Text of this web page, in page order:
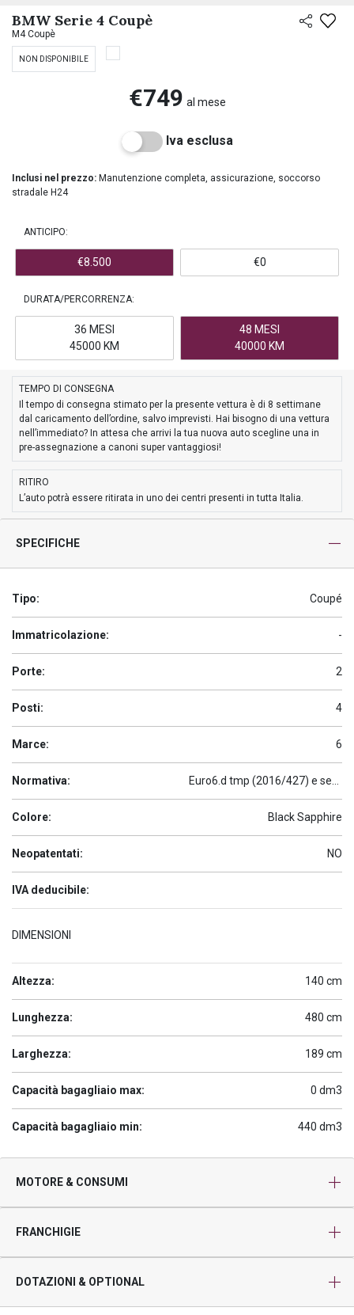
BMW Serie 4 Coupè
M4 Coupè
NON DISPONIBILE
€749 al mese
Iva esclusa
Inclusi nel prezzo: Manutenzione completa, assicurazione, soccorso
stradale H24
ANTICIPO:
€8.500 €0
DURATA/PERCORRENZA:
36 MESI
45000 KM
48 MESI
40000 KM
TEMPO DI CONSEGNA
Il tempo di consegna stimato per la presente vettura è di 8 settimane
dal caricamento dell’ordine, salvo imprevisti. Hai bisogno di una vettura
nell’immediato? In attesa che arrivi la tua nuova auto scegline una in
pre-assegnazione a canoni super vantaggiosi!
RITIRO
L’auto potrà essere ritirata in uno dei centri presenti in tutta Italia.
SPECIFICHE
Tipo: Coupé
Immatricolazione: -
Porte: 2
Posti: 4
Marce: 6
Normativa:
Colore: Black Sapphire
Neopatentati: NO
IVA deducibile:
DIMENSIONI
Altezza: 140 cm
Lunghezza: 480 cm
Larghezza: 189 cm
Capacità bagagliaio max: 0 dm3
Capacità bagagliaio min: 440 dm3
MOTORE & CONSUMI
FRANCHIGIE
DOTAZIONI & OPTIONAL